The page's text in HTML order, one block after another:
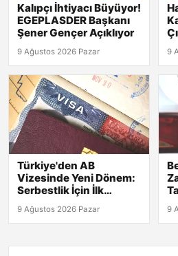
Kalıpçı İhtiyacı Büyüyor!
EGEPLASDER Başkanı
Şener Gençer Açıklıyor
9 Ağustos 2026 Pazar 9
Türkiye'den AB
Vizesinde Yeni Dönem:
Serbestlik İçin İlk
9 Ağustos 2026 Pazar 9